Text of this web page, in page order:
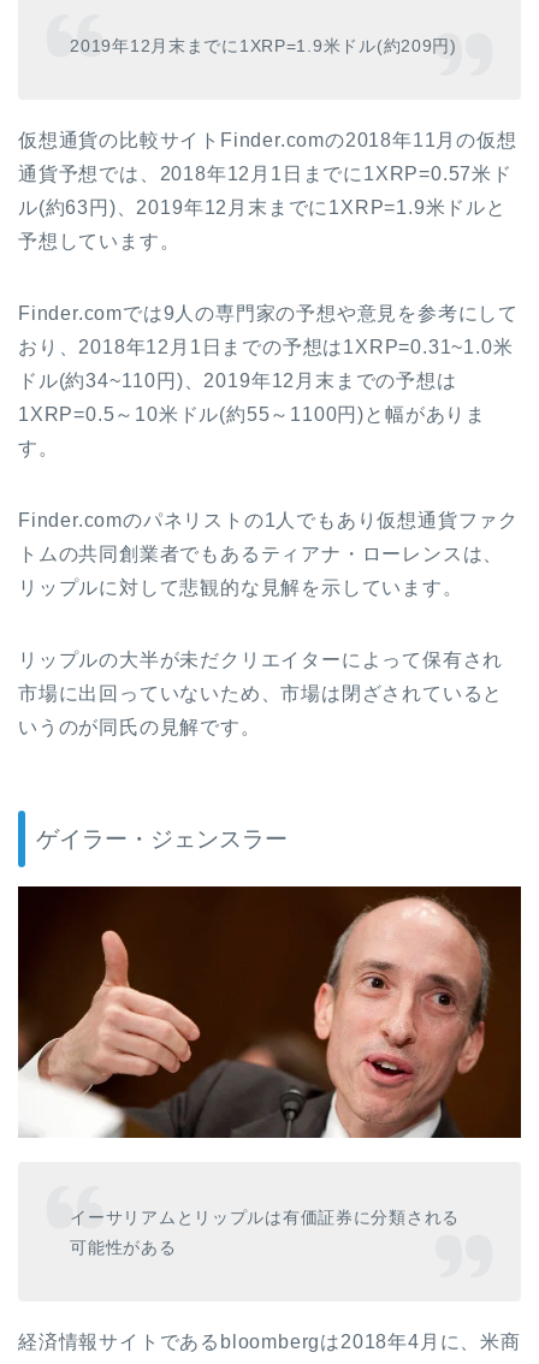
2019年12月末までに1XRP=1.9米ドル(約209円)
仮想通貨の比較サイト Finder.comの2018年11 月の仮想
通貨予想では、 2018年12 月 1 日までに 1XRP=0.57米ド
ル(約63 円 ) 2019年12 月末までに 1XRP=1.9米ドルと
予想しています。
Finder.comでは9 人の専門家の予想や意見を参考にして
おり、 2018年12 月 1 日までの予想は1XRP=0.31~1.0米
ドル(約34~110 円 ) 2019年12 月末までの予想は
1XRP=0.5～ 10米ドル(約55～ 1100円) と幅がありま
す。
Finder.comのパネリストの1 人でもあり仮想通貨ファク
トムの共同創業者でもあるティアナ・ローレンスは、
リップルに対して悲観的な見解を示しています。
リップルの大半が未だクリエイターによって保有され
市場に出回っていないため、市場は閉ざされていると
いうのが同氏の見解です。
ゲイラー・ジェンスラー
イーサリアムとリップルは有価証券に分類される
可能性がある
経済情報サイトである bloombergは2018年4 月に、米商